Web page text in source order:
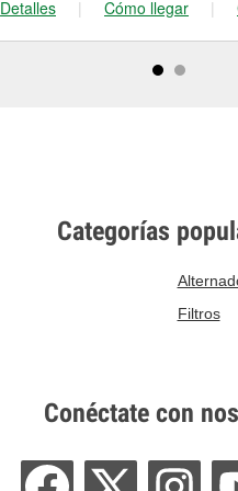
Detalles
| Cómo llegar |
Categorías
Filtros
Conéctate con